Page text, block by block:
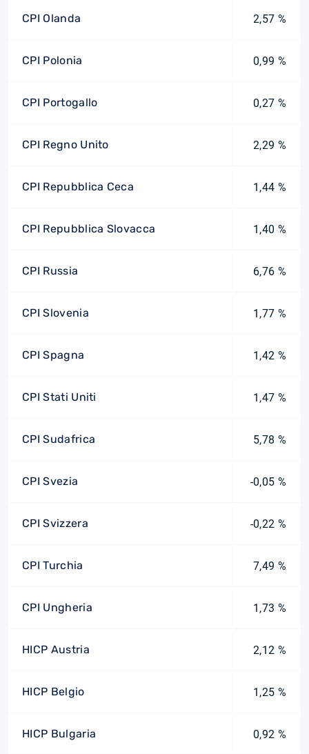
CPI Olanda 2,57 %
CPI Polonia 0,99 %
CPI Portogallo 0,27 %
CPI Regno Unito 2,29 %
CPI Repubblica Ceca 1,44 %
CPI Repubblica Slovacca 1,40 %
CPI Russia 6,76 %
CPI Slovenia 1,77 %
CPI Spagna 1,42 %
CPI Stati Uniti 1,47 %
CPI Sudafrica 5,78 %
CPI Svezia -0,05 %
CPI Svizzera -0,22 %
CPI Turchia 7,49 %
CPI Ungheria 1,73 %
HICP Austria 2,12 %
HICP Belgio 1,25 %
HICP Bulgaria 0,92 %